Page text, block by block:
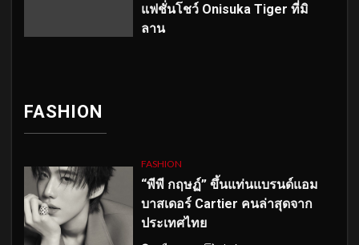
แฟชั่นโชว์ Onisuka Tiger ที่มิ
ลาน
FASHION
FASHION
“พีพี กฤษฏ์” ขึ้นแท่นแบรนด์แอม
บาสเดอร์ Cartier คนล่าสุดจาก
ประเทศไทย